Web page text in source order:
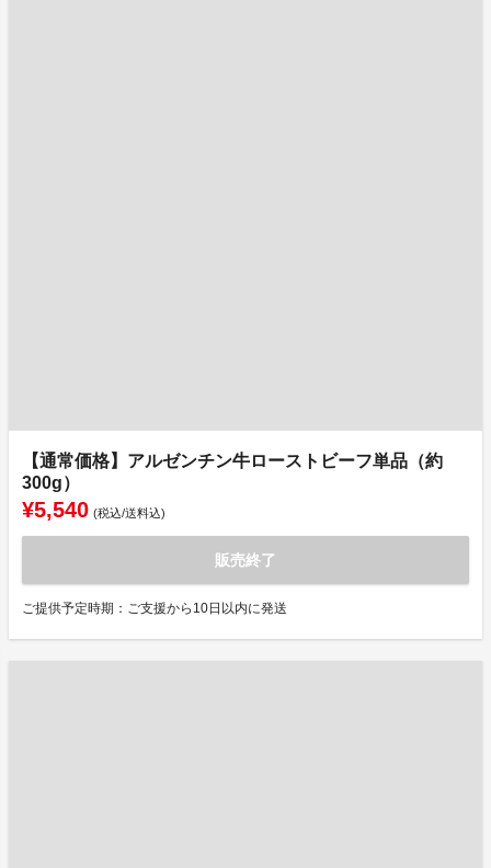
【通常価格】アルゼンチン牛ローストビーフ単品（約
300g）
¥5,540 (税込/送料込)
販売終了
ご提供予定時期：ご支援から10日以内に発送